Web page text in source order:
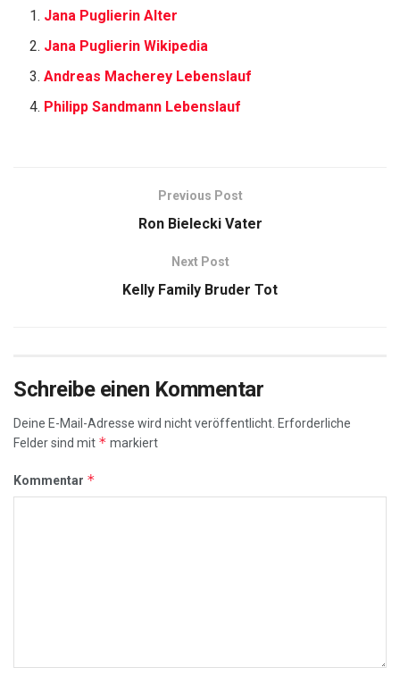
Jana Puglierin Alter
Jana Puglierin Wikipedia
Andreas Macherey Lebenslauf
Philipp Sandmann Lebenslauf
Previous Post
Ron Bielecki Vater
Next Post
Kelly Family Bruder Tot
Schreibe einen Kommentar
Deine E-Mail-Adresse wird nicht veröffentlicht. Erforderliche
Felder sind mit * markiert
Kommentar *